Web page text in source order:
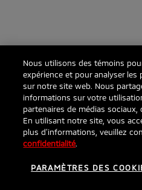
Nous utilisons des témoins
expérience et pour analyser
sur notre site web. Nous
informations sur votre
partenaires de médias sociaux,
En utilisant notre site, vous
plus d’informations, veuillez
confidentialité.
PARAMÈTRES DES